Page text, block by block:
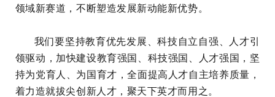
领域新赛道，不断塑造发展新动能新优势。
我们要坚持教育优先发展、科技自立自强、人才引
领驱动，加快建设教育强国、科技强国、人才强国，坚
持为党育人、为国育才，全面提高人才自主培养质量，
着力造就拔尖创新人才，聚天下英才而用之。